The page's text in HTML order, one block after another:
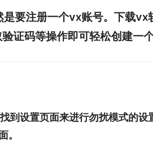
要注册一个vx账号。下载vx
证码等操作即可轻松创建一
到设置页面来进行勿扰模式的
。